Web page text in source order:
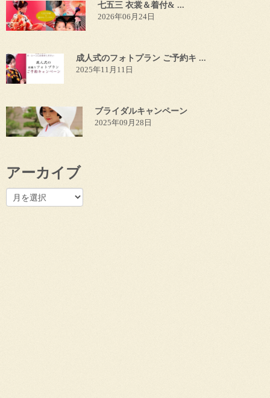
七五三 衣裳＆着付& ...
2026年06月24日
成人式のフォトプラン ご予約キ ...
2025年11月11日
ブライダルキャンペーン
2025年09月28日
アーカイブ